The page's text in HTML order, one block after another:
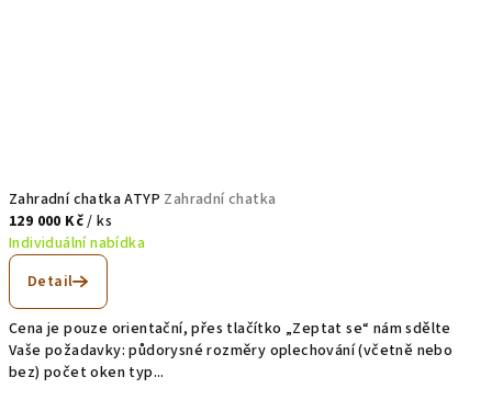
Zahradní chatka ATYP Zahradní chatka
129 000 Kč/ ks
Individuální nabídka
Detail
Cena je pouze orientační, přes tlačítko „Zeptat se“ nám sdělte
Vaše požadavky: půdorysné rozměry oplechování (včetně nebo
bez) počet oken typ...